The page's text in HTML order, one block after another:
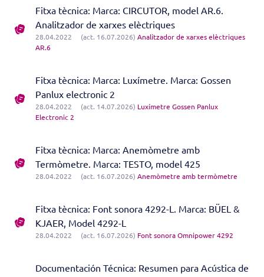
Fitxa tècnica: Marca: CIRCUTOR, model AR.6.
Analitzador de xarxes elèctriques
28.04.2022 (act. 16.07.2026) Analitzador de xarxes elèctriques
AR.6
Fitxa tècnica: Marca: Luxímetre. Marca: Gossen
Panlux electronic 2
28.04.2022 (act. 14.07.2026) Luxímetre Gossen Panlux
Electronic 2
Fitxa tècnica: Marca: Anemòmetre amb
Termòmetre. Marca: TESTO, model 425
28.04.2022 (act. 16.07.2026) Anemòmetre amb termòmetre
Fitxa tècnica: Font sonora 4292-L. Marca: BÜEL &
KJAER, Model 4292-L
28.04.2022 (act. 16.07.2026) Font sonora Omnipower 4292
Documentación Técnica: Resumen para Acústica de